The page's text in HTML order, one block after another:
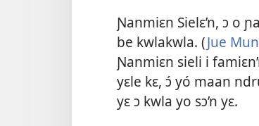
Ɲanmiɛn Sielɛ’n, ɔ o
be kwlakwla. (Jue
Ɲanmiɛn sieli i
yɛle kɛ, ɔ́ yó maan
yɛ ɔ kwla yo sɔ’n yɛ.